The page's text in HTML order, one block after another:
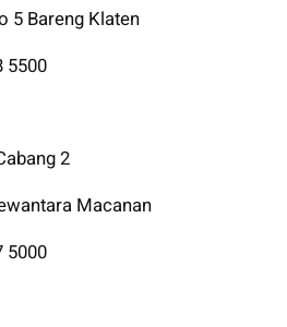
5 Bareng Klaten
5500
2
Macanan
5000